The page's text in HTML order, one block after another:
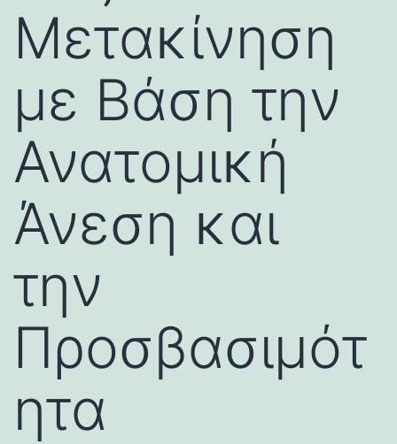
Μετακίνηση
με Βάση την
Ανατομική
Άνεση και
την
Προσβασιμότ
ητα